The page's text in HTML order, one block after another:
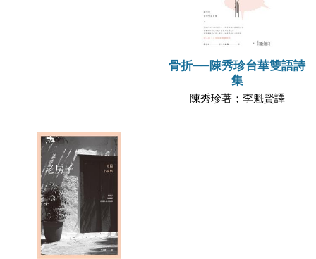
骨折──陳秀珍台華雙語詩
集
陳秀珍著；李魁賢譯